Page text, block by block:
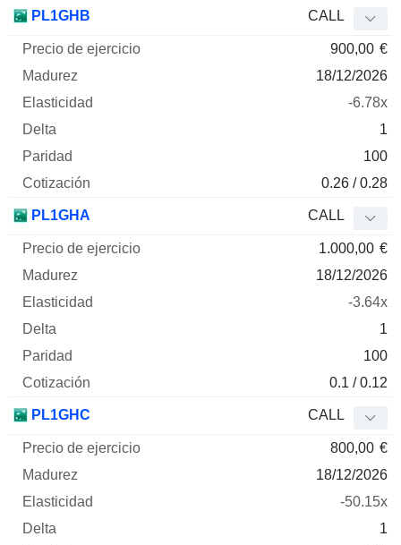
PL1GHB CALL
900,00 €
18/12/2026
-6.78x
1
100
0.26 / 0.28
PL1GHA CALL
1.000,00 €
18/12/2026
-3.64x
1
100
0.1 / 0.12
PL1GHC CALL
800,00 €
18/12/2026
-50.15x
1